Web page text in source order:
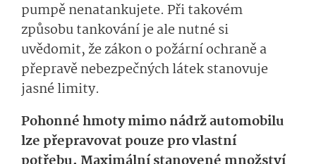
pumpě nenatankujete. Při takovém
způsobu tankování je ale nutné si
uvědomit, že zákon o požární ochraně a
přepravě nebezpečných látek stanovuje
jasné limity.
Pohonné hmoty mimo nádrž automobilu
lze přepravovat pouze pro vlastní